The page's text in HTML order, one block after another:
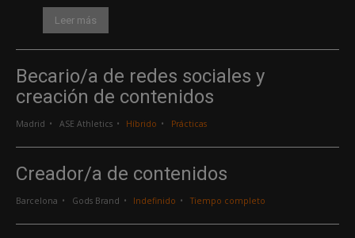
Leer más
Becario/a de redes sociales y
creación de contenidos
Madrid ASE Athletics Híbrido Prácticas
Creador/a de contenidos
Barcelona Gods Brand Indefinido Tiempo completo